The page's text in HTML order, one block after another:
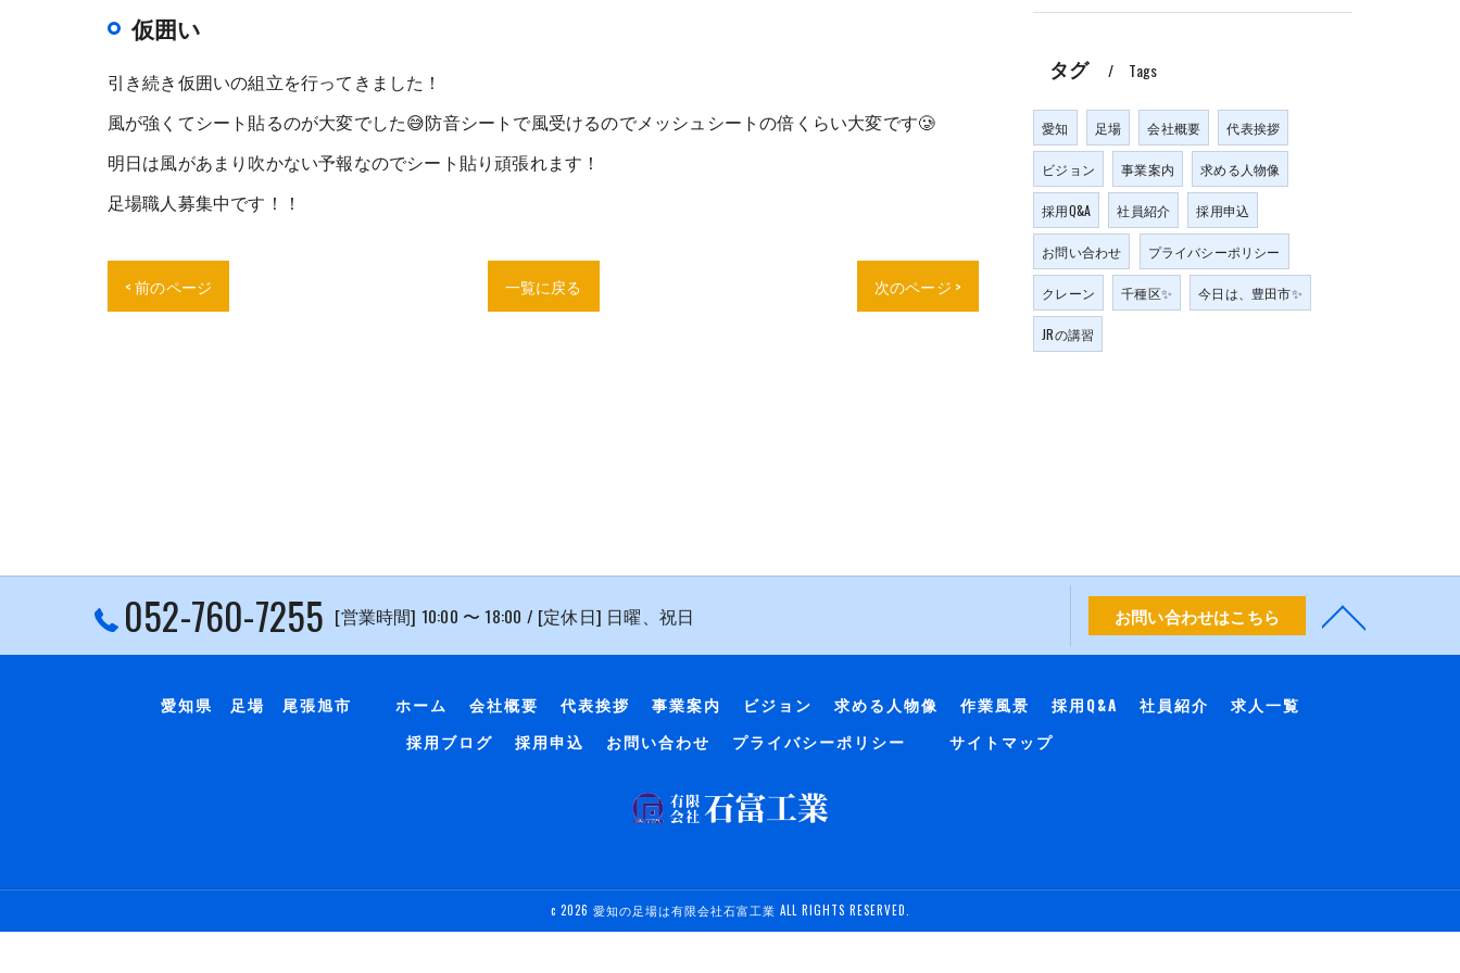
仮囲い
引き続き仮囲いの組立を行ってきました！
風が強くてシート貼るのが大変でした😅防音シートで風受けるのでメッシュシートの倍くらい大変です🥲
明日は風があまり吹かない予報なのでシート貼り頑張れます！
足場職人募集中です！！
< 前のページ 一覧に戻る 次のページ >
タグ Tags
愛知 足場 会社概要 代表挨拶
ビジョン 事業案内 求める人物像
採用Q&A 社員紹介 採用申込
お問い合わせ プライバシーポリシー
クレーン 千種区✨ 今日は、豊田市✨
JRの講習
052-760-7255 [営業時間] 10:00 〜 18:00 / [定休日] 日曜、祝日 お問い合わせはこちら
愛知県 足場 尾張旭市 ホーム 会社概要 代表挨拶 事業案内 ビジョン 求める人物像 作業風景 採用Q&A 社員紹介
求人一覧
採用ブログ
採用申込 お問い合わせ プライバシーポリシー サイトマップ
c 2026 愛知の足場は有限会社石富工業 ALL RIGHTS RESERVED.